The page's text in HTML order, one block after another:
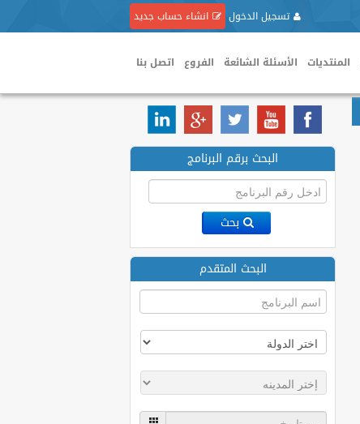
تسجيل الدخول انشاء حساب جديد
المنتديات الأسئلة الشائعة الفروع اتصل بنا
البحث برقم البرنامج
بحث
البحث المتقدم